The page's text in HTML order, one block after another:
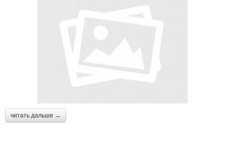
читать дальше →